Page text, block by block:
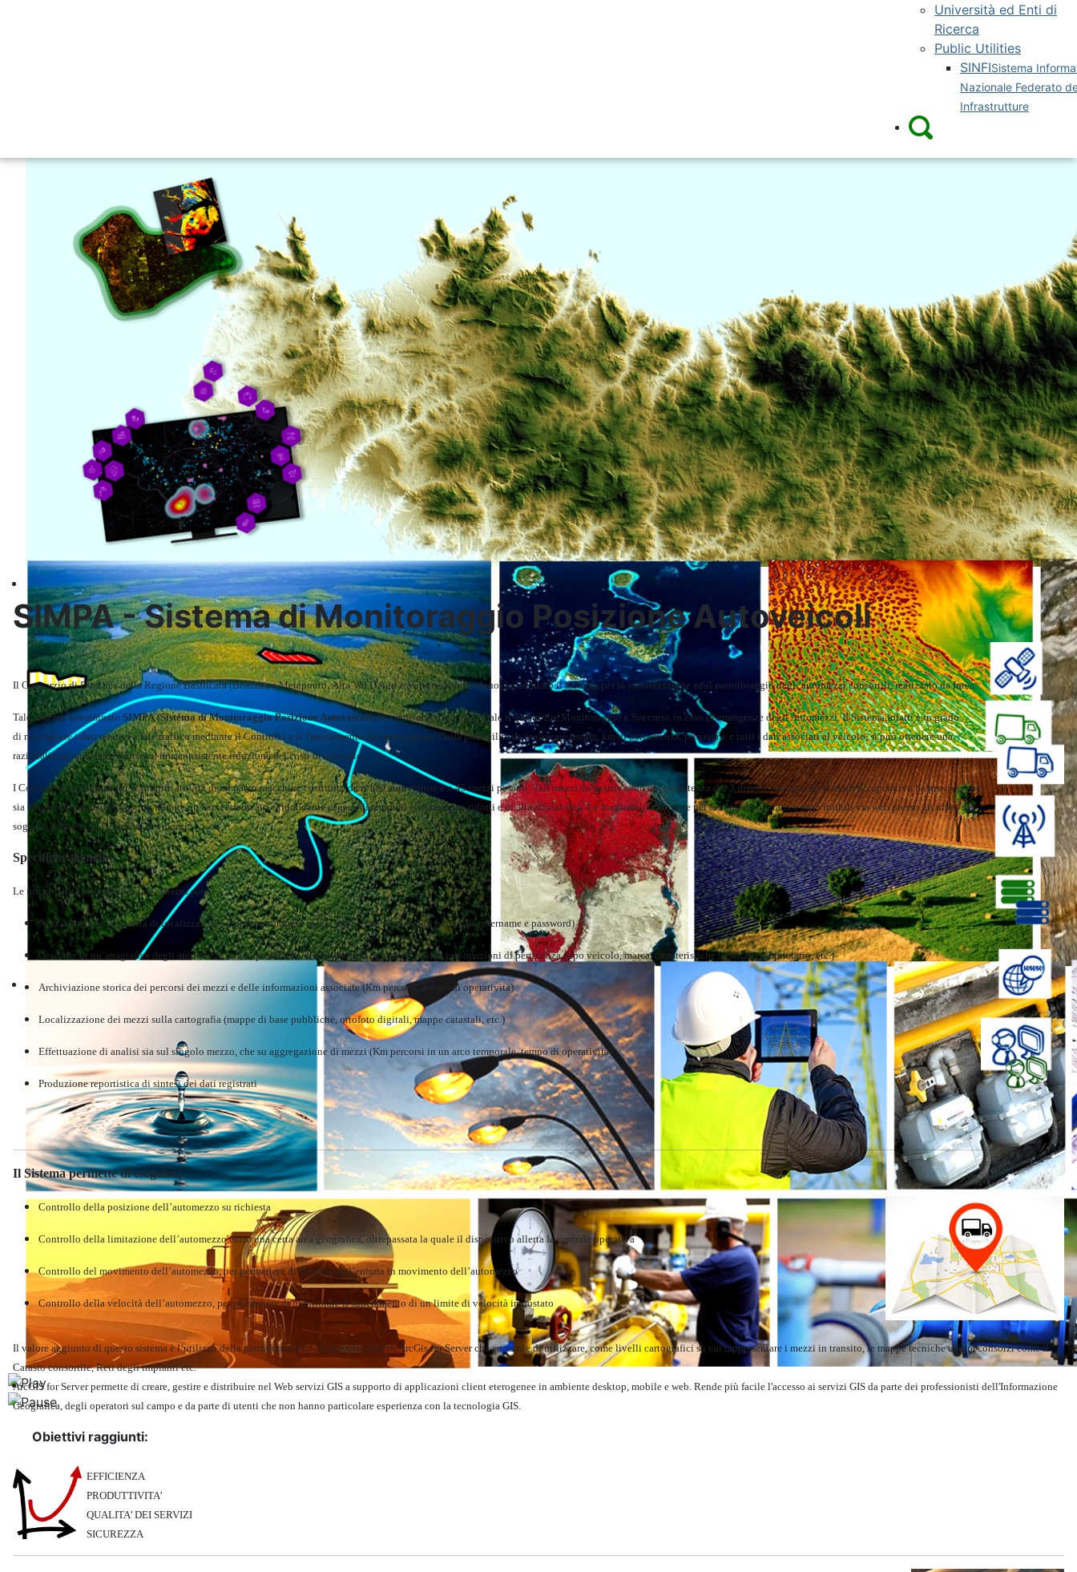
Università ed Enti di
Ricerca
Public Utilities
SINFISistema
Nazionale Federato
Infrastrutture
Informatica
Territorio
Ambiente
SIMPA - Sistema di Monitoraggio Posizione Autoveicoli
Il Consorzio di Bonifica della Regione Basilicata (Bradano e Metaponto, Alta Val D'Agri e Vulture Alto Bradano) ha adottato il Sistema per la localizzazione ed il monitoraggio degli automezzi consortili, realizzato da Intea.
Tale sistema denominato SIMPA (Sistema di Monitoraggio Posizione Autoveicoli)ha come obiettivo principale il Controllo, Monitoraggio e Soccorso in caso di emergenze degli Automezzi. II Sistema infatti è in grado
di raccogliere i dati relativi a tale traffico mediante il Controllo e il Tracciamento dei mezzi stessi. Dalla possibilità di analizzare tempo, km di percorrenza, posizione e tutti i dati associati al veicolo, si può ottenere una
razionalizzazione delle risorse ed una consistente riduzione dei costi di esercizio.
I Consorzi dispongono per le proprie attività di un parco macchine costituito da n.110 autovetture e n.45 mezzi pesanti. Tali mezzi da gestire sono di competenza dei 3 diversi consorzi ma il modello operativo ha previsto che
sia erogato il servizio di hosting tramite un Server dedicato e ridondante capace di tempi di elaborazione ridotti e di alta affidabilità. Le funzionalità previste per la centrale operativa sono fruibili via web presso gli uffici dei
soggetti preposti alla gestione dei mezzi.
Specifiche tecniche
Le funzionalità principali di tale sistema sono:
Accesso alla funzionalità di localizzazione e di monitoraggio mezzi attraverso credenziali personali (username e password)
Gestione di un’anagrafica degli automezzi, con la possibilità di associare ad ognuno di essi le informazioni di pertinenza (tipo veicolo, marca, caratteristiche tecniche, proprietario, etc.)
Archiviazione storica dei percorsi dei mezzi e delle informazioni associate (Km percorsi, tempo di operatività)
Localizzazione dei mezzi sulla cartografia (mappe di base pubbliche, ortofoto digitali, mappe catastali, etc.)
Effettuazione di analisi sia sul singolo mezzo, che su aggregazione di mezzi (Km percorsi in un arco temporale, tempo di operatività)
Produzione reportistica di sintesi dei dati registrati
Il Sistema permette di eseguire:
Controllo della posizione dell’automezzo su richiesta
Controllo della limitazione dell’automezzo entro una certa area geografica, oltrepassata la quale il dispositivo allerta la centrale operativa
Controllo del movimento dell’automezzo, per permettere di monitorare l’entrata in movimento dell’automezzo
Controllo della velocità dell’automezzo, per permettere di monitorare il superamento di un limite di velocità impostato
Il valore aggiunto di questo sistema è l’utilizzo della piattaforma Esri ed in particolare di ArcGis for Server che consente di utilizzare, come livelli cartografici su cui rappresentare i mezzi in transito, le mappe tecniche dei tre consorzi come il
Catasto consortile, Reti degli impianti etc.
ArcGIS for Server permette di creare, gestire e distribuire nel Web servizi GIS a supporto di applicazioni client eterogenee in ambiente desktop, mobile e web. Rende più facile l'accesso ai servizi GIS da parte dei professionisti dell'Informazione
Geografica, degli operatori sul campo e da parte di utenti che non hanno particolare esperienza con la tecnologia GIS.
Obiettivi raggiunti:
EFFICIENZA
PRODUTTIVITA’
QUALITA’ DEI SERVIZI
SICUREZZA